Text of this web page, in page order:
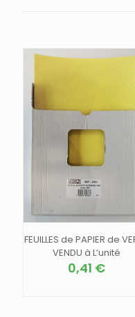
FEUILLES de PAPIER de
VENDU à L’unité
0,41 €